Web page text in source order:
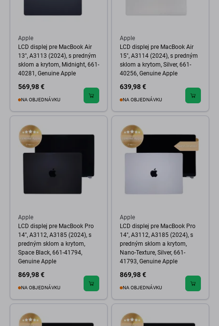
Apple
LCD displej pre MacBook Air
13", A3113 (2024), s predným
sklom a krytom, Midnight, 661-
40281, Genuine Apple
569,98 €
NA OBJEDNÁVKU
Apple
LCD displej pre MacBook Air
15", A3114 (2024), s predným
sklom a krytom, Silver, 661-
40256, Genuine Apple
639,98 €
NA OBJEDNÁVKU
Apple
LCD displej pre MacBook Pro
14", A3112, A3185 (2024), s
predným sklom a krytom,
Space Black, 661-41794,
Genuine Apple
869,98 €
NA OBJEDNÁVKU
Apple
LCD displej pre MacBook Pro
14", A3112, A3185 (2024), s
predným sklom a krytom,
Nano-Texture, Silver, 661-
41793, Genuine Apple
869,98 €
NA OBJEDNÁVKU